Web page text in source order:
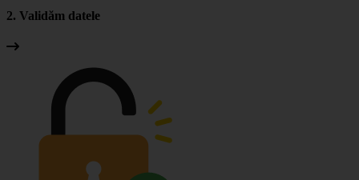
2. Validăm datele